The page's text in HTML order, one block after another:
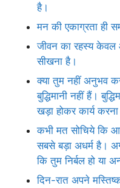
है।
मन की एकाग्रता ही
जीवन का रहस्य
सीखना है।
क्या तुम नहीं अनुभव
बुद्धिमानी नहीं हैं।
खड़ा होकर कार्य करना
कभी मत सोचिये कि
सबसे बड़ा अधर्म है।
कि तुम निर्बल हो या
दिन-रात अपने